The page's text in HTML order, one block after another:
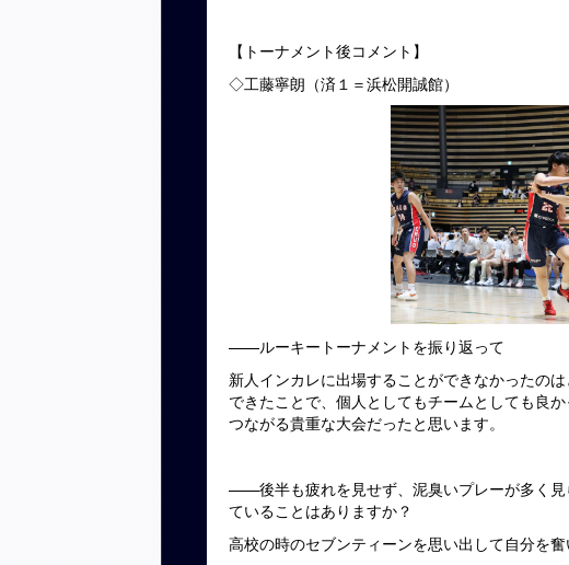
【トーナメント後コメント】
◇工藤寧朗（済１＝浜松開誠館）
——ルーキートーナメントを振り返って
新人インカレに出場することができなかったの
できたことで、個人としてもチームとしても良
つながる貴重な大会だったと思います。
——後半も疲れを見せず、泥臭いプレーが多く
ていることはありますか？
高校の時のセブンティーンを思い出して自分を奮